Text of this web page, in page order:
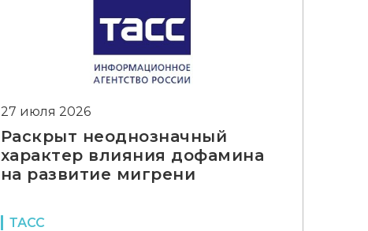
27 июля 2026
Раскрыт неоднозначный
характер влияния дофамина
на развитие мигрени
ТАСС